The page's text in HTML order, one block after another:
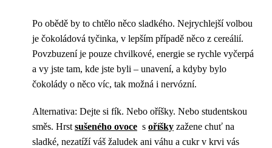
Po obědě by to chtělo něco sladkého. Nejrychlejší volbou
je čokoládová tyčinka, v lepším případě něco z cereálií.
Povzbuzení je pouze chvilkové, energie se rychle vyčerpá
a vy jste tam, kde jste byli – unavení, a kdyby bylo
čokolády o něco víc, tak možná i nervózní.
Alternativa: Dejte si fík. Nebo oříšky. Nebo studentskou
směs. Hrstsušeného ovoce s oříšky zažene chuť na
sladké, nezatíží váš žaludek ani váhu a cukr v krvi vás